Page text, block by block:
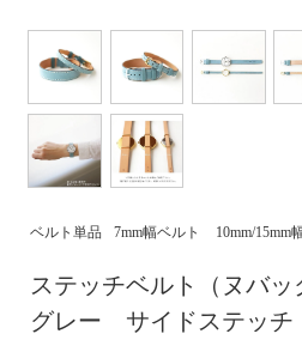
ベルト単品 7mm幅ベルト 10mm/15mm
ステッチベルト（ヌバ
グレー サイドステッチ